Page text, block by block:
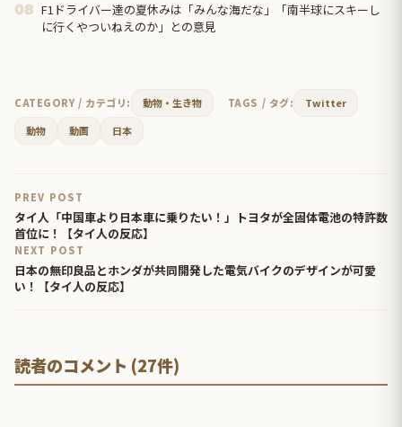
08 F1ドライバー達の夏休みは「みんな海だな」「南半球にスキーし
に行くやついねえのか」との意見
CATEGORY / カテゴリ: 動物・生き物 TAGS / タグ:
Twitter
動物
動画 日本
PREV POST
タイ人「中国車より日本車に乗りたい！」トヨタが全固体電池の特許数
首位に！【タイ人の反応】
NEXT POST
日本の無印良品とホンダが共同開発した電気バイクのデザインが可愛
い！【タイ人の反応】
読者のコメント (27件)